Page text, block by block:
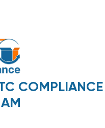
COMPLIANCE